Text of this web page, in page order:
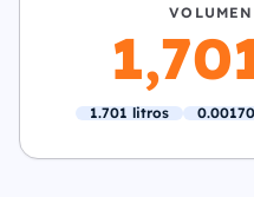
1.701 litros